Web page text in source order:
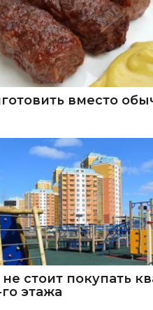
вместо
стоит покупать
этажа